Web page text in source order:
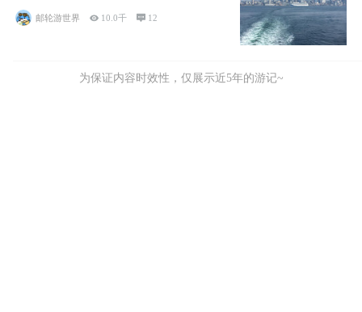
个州/省：美国华盛顿州
邮轮游世界  10.0千  12
为保证内容时效性，仅展示近5年的游记~